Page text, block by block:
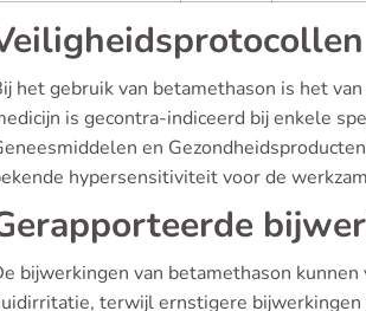
het gebruik van betamethason is het
is gecontra-indiceerd bij enkele
en
hypersensitiviteit voor de
bijwerkingen van betamethason
terwijl ernstigere bijwerkingen